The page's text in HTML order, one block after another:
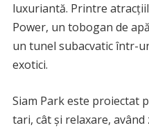
luxuriantă. Printre
Power, un tobogan de
un tunel subacvatic într-
exotici.
Siam Park este proiectat
tari, cât și relaxare,